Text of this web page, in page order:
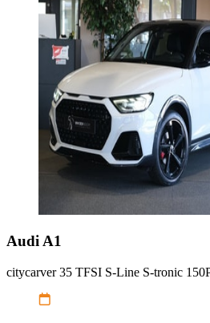
AudiA1
citycarver 35 TFSI S-Line S-tronic